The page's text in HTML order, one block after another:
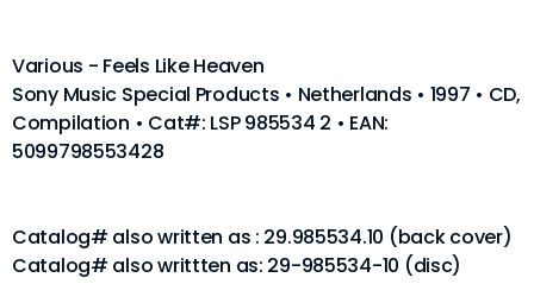
Various - Feels Like Heaven
Sony Music Special Products • Netherlands • 1997 • CD,
Compilation • Cat#: LSP 985534 2 • EAN:
5099798553428
Catalog# also written as : 29.985534.10 (back cover)
Catalog# also writtten as: 29-985534-10 (disc)